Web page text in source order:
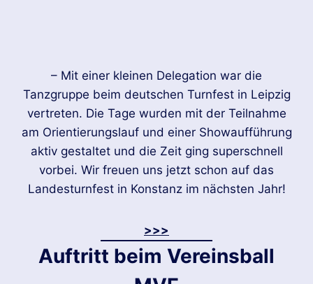
– Mit einer kleinen Delegation war die
Tanzgruppe beim deutschen Turnfest in Leipzig
vertreten. Die Tage wurden mit der Teilnahme
am Orientierungslauf und einer Showaufführung
aktiv gestaltet und die Zeit ging superschnell
vorbei. Wir freuen uns jetzt schon auf das
Landesturnfest in Konstanz im nächsten Jahr!
>>>
Auftritt beim Vereinsball